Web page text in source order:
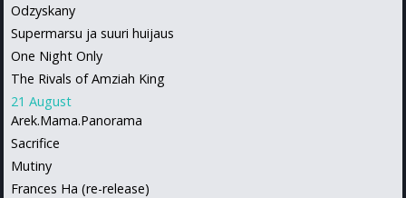
Odzyskany
Supermarsu ja suuri huijaus
One Night Only
The Rivals of Amziah King
21 August
Arek.Mama.Panorama
Sacrifice
Mutiny
Frances Ha (re-release)